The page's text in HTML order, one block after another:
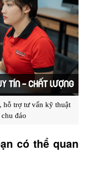
hỗ trợ tư vấn kỹ thuật
đáo
có thể quan